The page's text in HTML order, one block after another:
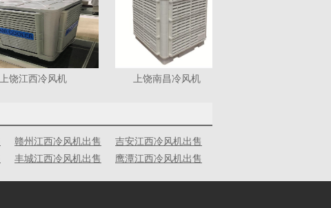
上饶江西冷风机 上饶南昌冷风机
赣州江西冷风机出售
吉安江西冷风机出售
丰城江西冷风机出售 鹰潭江西冷风机出售